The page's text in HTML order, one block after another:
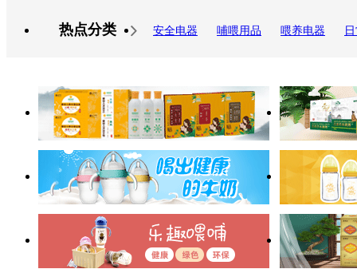
热点分类 安全电器 哺喂用品 喂养电器